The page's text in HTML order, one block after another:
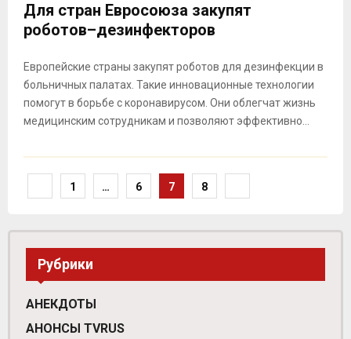
Для стран Евросоюза закупят
роботов–дезинфекторов
Европейские страны закупят роботов для дезинфекции в
больничных палатах. Такие инновационные технологии
помогут в борьбе с коронавирусом. Они облегчат жизнь
медицинским сотрудникам и позволяют эффективно...
Навигация
записям
1 … 6 7 8
Рубрики
АНЕКДОТЫ
АНОНСЫ TVRUS